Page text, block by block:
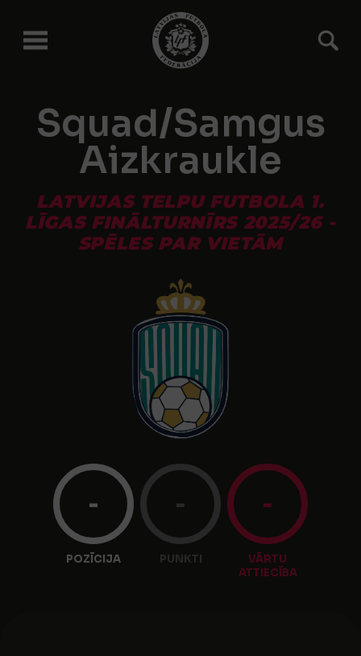
Squad/Samgus
Aizkraukle
LATVIJAS TELPU FUTBOLA 1.
LĪGAS FINĀLTURNĪRS 2025/26 -
SPĒLES PAR VIETĀM
-
POZĪCIJA
-
PUNKTI
-
VĀRTU
ATTIECĪBA